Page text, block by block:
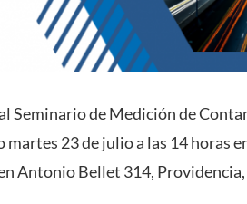
Seminario de Medición de
23 de julio a las 14 horas
Antonio Bellet 314,